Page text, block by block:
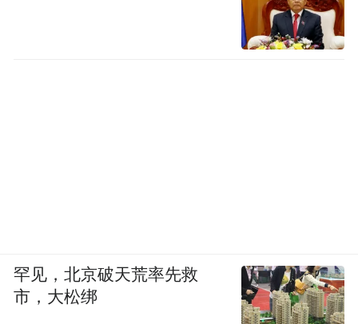
罕见，北京破天荒率先救
市，大松绑